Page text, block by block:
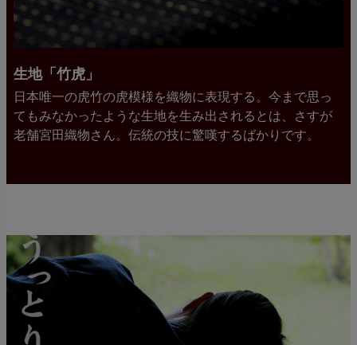
生地「竹虎」
日本唯一の虎竹の虎模様を織物に表現する。今まで思っ
てもみなかったような生地を生み出されるとは、さすが
老舗宮田織物さん。伝統の技に驚嘆するばかりです。